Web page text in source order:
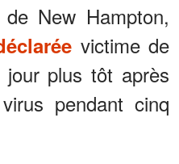
New Hampton,
victime de
plus tôt après
pendant cinq